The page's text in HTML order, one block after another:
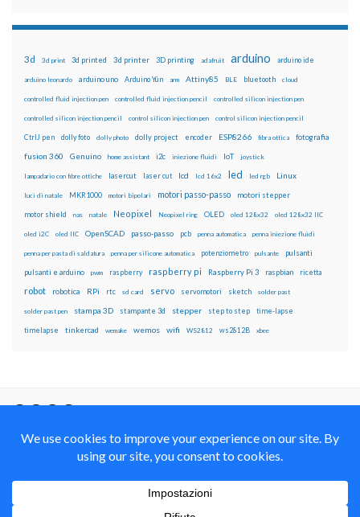
3d 3d print 3d printed 3d printer 3D printing adafruit arduino arduino ide
arduino leonardo arduino uno Arduino Yún arm Attiny85 BLE bluetooth cloud
controlled fluid injection pen controlled fluid injection pencil controlled silicon injection pen
controlled silicon injection pencil control silicon injection pen control silicon injection pencil
CtrlJ pen dolly foto dolly photo dolly project encoder ESP8266 fibra ottica fotografia
fusion 360 Genuino home assistant i2c iniezione fluidi IoT joystick
lampadario con fibre ottiche lasercut laser cut lcd lcd 16x2 led led rgb Linux
luci di natale MKR1000 motori bipolari motori passo-passo motori stepper
motor shield nas natale Neopixel Neopixel ring OLED oled 128x32 oled 128x32 IIC
oled i2C oled IIC OpenSCAD passo-passo pcb penna automatica penna iniezione fluidi
penna per pasta di saldatura penna per silicone automatica potenziometro pulsante pulsanti
pulsanti e arduino pwm raspberry raspberry pi Raspberry Pi 3 raspbian ricetta
robot robotica RPi rtc sd card servo servomotori sketch solder past
solder past pen stampa 3D stampante 3d stepper step to step time-lapse
timelapse tinkercad wemake wemos wifi WS2812 ws2812B xbee
con Licenza
Creative Commons Attribution Non commercial Share
Alike 4.0 International